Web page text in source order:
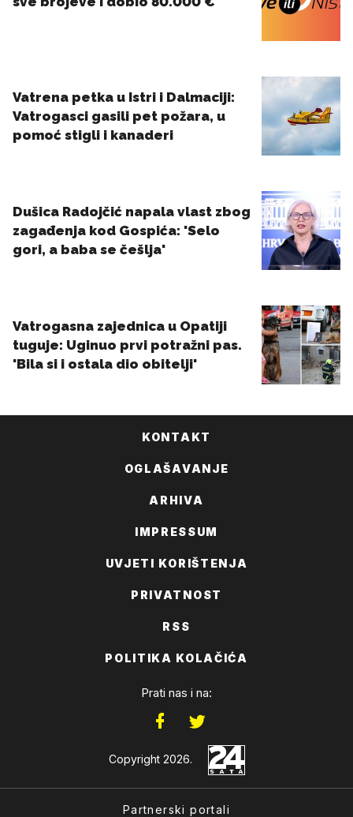
KONTAKT
OGLAŠAVANJE
ARHIVA
IMPRESSUM
UVJETI KORIŠTENJA
PRIVATNOST
RSS
POLITIKA KOLAČIĆA
Prati nas i na:
Copyright 2026.
Partnerski portali